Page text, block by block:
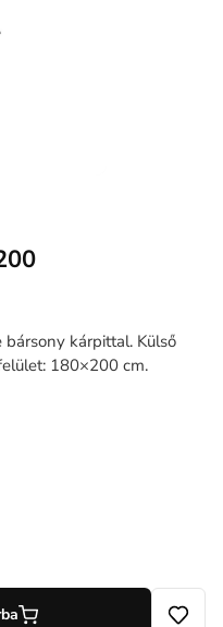
kárpittal. Külső
180×200 cm.